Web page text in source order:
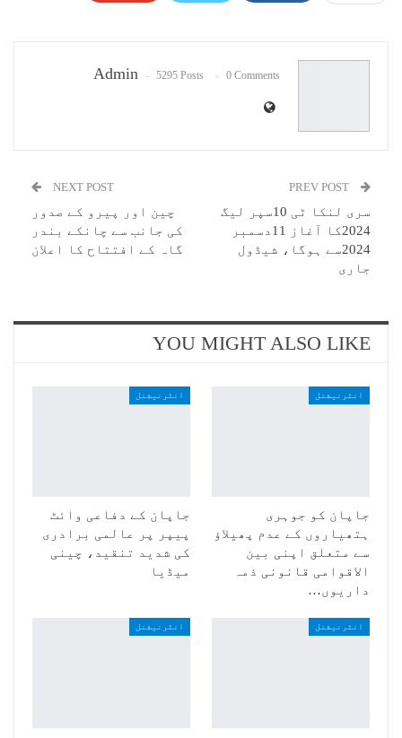
Admin 5295 Posts 0 Comments
سری لنکا ٹی 10سپر لیگ
2024کا آغاز 11دسمبر
2024سے ہوگا، شیڈول
جاری
NEXT POST
چین اور پیرو کے صدور
کی جانب سے چانکے بندر
گاہ کے افتتاح کا اعلان
YOU MIGHT ALSO LIKE
انٹرنیشنل
جاپان کو جوہری
ہتھیاروں کے عدم پھیلاؤ
سے متعلق اپنی بین
الاقوامی قانونی ذمہ
داریوں…
انٹرنیشنل
جاپان کے دفاعی وائٹ
پیپر پر عالمی برادری
کی شدید تنقید، چینی
میڈیا
انٹرنیشنل انٹرنیشنل